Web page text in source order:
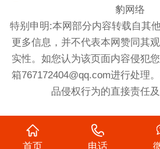
豹网络
特别申明:本网部分内容转载自其
更多信息，并不代表本网赞同其
实性。如您认为该页面内容侵犯
箱767172404@qq.com进行处理
品侵权行为的直接责任及
首页 电话